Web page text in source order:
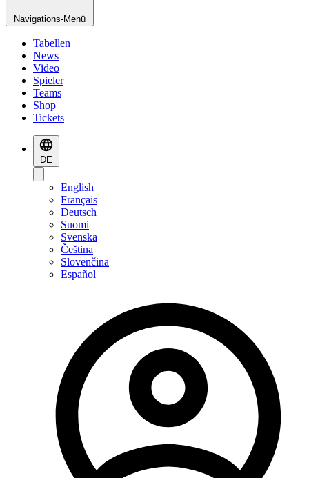
Navigations-Menü
Tabellen
News
Video
Spieler
Teams
Shop
Tickets
DE
English
Français
Deutsch
Suomi
Svenska
Čeština
Slovenčina
Español